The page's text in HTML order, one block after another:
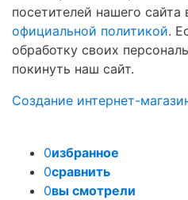
посетителей нашего сайта
официальной политикой.
обработку своих
покинуть наш сайт.
Создание интернет-
0избранное
0сравнить
0вы смотрели